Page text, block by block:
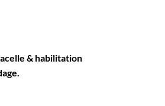
& habilitation